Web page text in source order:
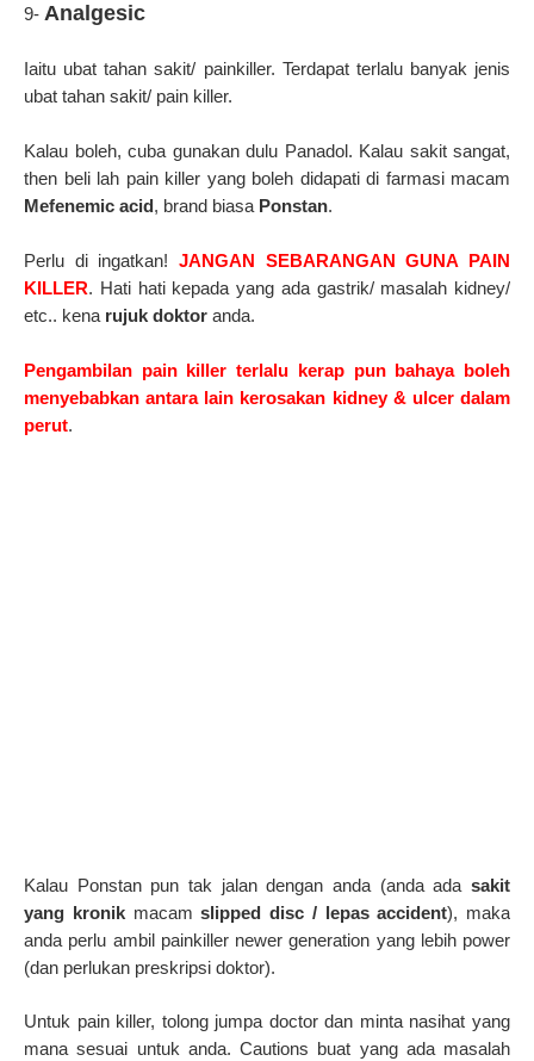
9- Analgesic
Iaitu ubat tahan sakit/ painkiller. Terdapat terlalu banyak jenis
ubat tahan sakit/ pain killer.
Kalau boleh, cuba gunakan dulu Panadol. Kalau sakit sangat,
then beli lah pain killer yang boleh didapati di farmasi macam
Mefenemic acid, brand biasa Ponstan.
Perlu di ingatkan! JANGAN SEBARANGAN GUNA PAIN
KILLER. Hati hati kepada yang ada gastrik/ masalah kidney/
etc.. kena rujuk doktor anda.
Pengambilan pain killer terlalu kerap pun bahaya boleh
menyebabkan antara lain kerosakan kidney & ulcer dalam
perut.
Kalau Ponstan pun tak jalan dengan anda (anda ada sakit
yang kronikmacamslipped disc / lepas accident), maka
anda perlu ambil painkiller newer generation yang lebih power
(dan perlukan preskripsi doktor).
Untuk pain killer, tolong jumpa doctor dan minta nasihat yang
mana sesuai untuk anda. Cautions buat yang ada masalah